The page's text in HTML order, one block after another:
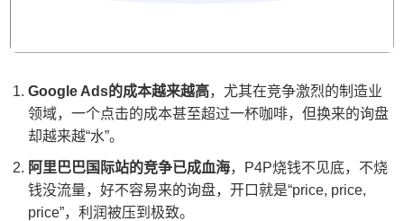
Google Ads的成本越来越高，尤其在竞争激烈的制造业
领域，一个点击的成本甚至超过一杯咖啡，但换来的询盘
却越来越“水”。
阿里巴巴国际站的竞争已成血海，P4P烧钱不见底，不烧
钱没流量，好不容易来的询盘，开口就是“price, price,
price”，利润被压到极致。